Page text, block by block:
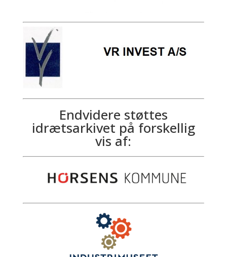
Endvidere støttes
idrætsarkivet på forskellig
vis af: